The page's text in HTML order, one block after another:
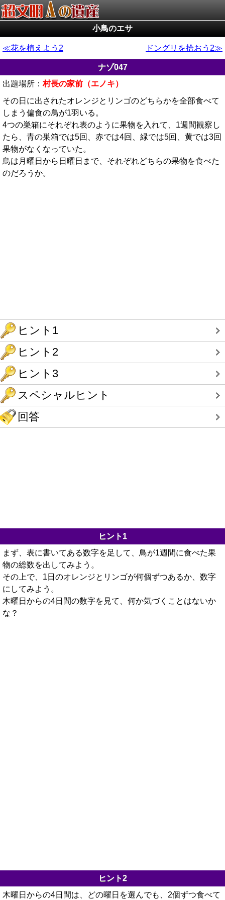
小鳥のエサ
花を植えよう2 ドングリを拾おう2
ナゾ047
出題場所：村長の家前（エノキ）
その日に出されたオレンジとリンゴのどちらかを全部食べて
しまう偏食の鳥が1羽いる。
4つの巣箱にそれぞれ表のように果物を入れて、1週間観察し
たら、青の巣箱では5回、赤では4回、緑では5回、黄では3回
果物がなくなっていた。
鳥は月曜日から日曜日まで、それぞれどちらの果物を食べた
のだろうか。
ヒント1
ヒント2
ヒント3
スペシャルヒント
回答
ヒント1
まず、表に書いてある数字を足して、鳥が1週間に食べた果
物の総数を出してみよう。
その上で、1日のオレンジとリンゴが何個ずつあるか、数字
にしてみよう。
木曜日からの4日間の数字を見て、何か気づくことはないか
な？
ヒント2
木曜日からの4日間は、どの曜日を選んでも、2個ずつ食べて